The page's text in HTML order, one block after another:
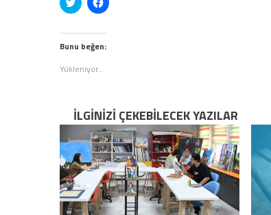
üzerinde
tıklayın
(Yeni
pencerede
paylaşmak
(Yeni
pencerede
Bunu beğen:
Yükleniyor...
İLGINIZI ÇEKEBILECEK YAZILAR